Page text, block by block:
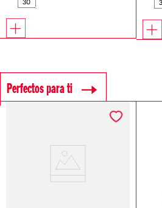
30
Perfectos para ti